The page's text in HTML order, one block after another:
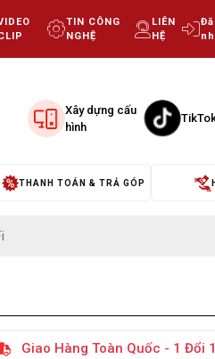
TIN CÔNG
NGHỆ
LIÊN
HỆ
Xây dựng cấu
hình
THANH TOÁN & TRẢ GÓP
Giao Hàng Toàn Quốc - 1 Đổi